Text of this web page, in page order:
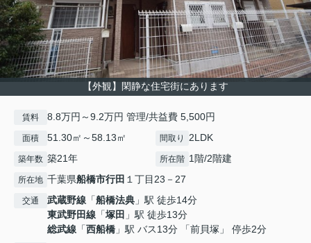
【外観】閑静な住宅街にあります
賃料 8.8万円～9.2万円 管理/共益費 5,500円
面積 51.30㎡～58.13㎡ 間取り 2LDK
築年数 築21年 所在階 1階/2階建
所在地 千葉県船橋市行田 １丁目23－27
交通 武蔵野線 「船橋法典 」駅 徒歩14分
東武野田線 「塚田 」駅 徒歩13分
総武線 「西船橋 」駅 バス13分 「前貝塚」 停歩2分